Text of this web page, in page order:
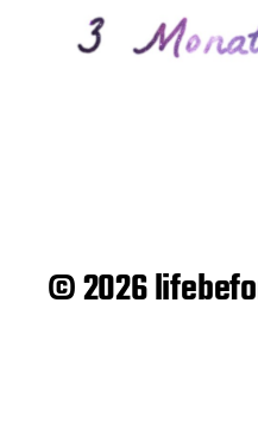
© 2026